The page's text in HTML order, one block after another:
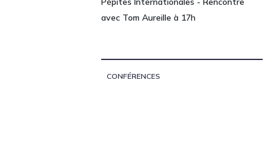
avec Tom Aureille à 17h
CONFÉRENCES